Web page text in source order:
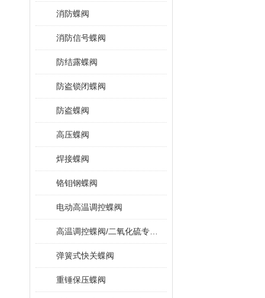
消防蝶阀
消防信号蝶阀
防结露蝶阀
防盗锁闭蝶阀
防盗蝶阀
高压蝶阀
焊接蝶阀
铬钼钢蝶阀
电动高温调控蝶阀
弹簧式快关蝶阀
重锤保压蝶阀